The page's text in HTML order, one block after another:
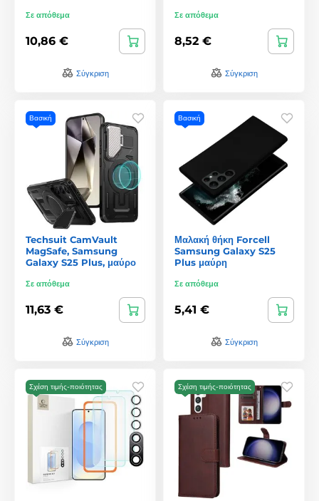
Σε απόθεμα
10,86 €
Σύγκριση
Σε απόθεμα
8,52 €
Σύγκριση
Βασική
Techsuit CamVault
MagSafe, Samsung
Galaxy S25 Plus, μαύρο
Σε απόθεμα
11,63 €
Σύγκριση
Βασική
Μαλακή θήκη Forcell
Samsung Galaxy S25
Plus μαύρη
Σε απόθεμα
5,41 €
Σύγκριση
Σχέση τιμής-ποιότητας Σχέση τιμής-ποιότητας